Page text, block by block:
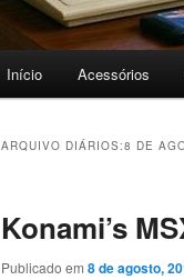
Início Acessórios
ARQUIVO DIÁRIOS:8 DE
Konami’s
Publicado em 8 de agosto,